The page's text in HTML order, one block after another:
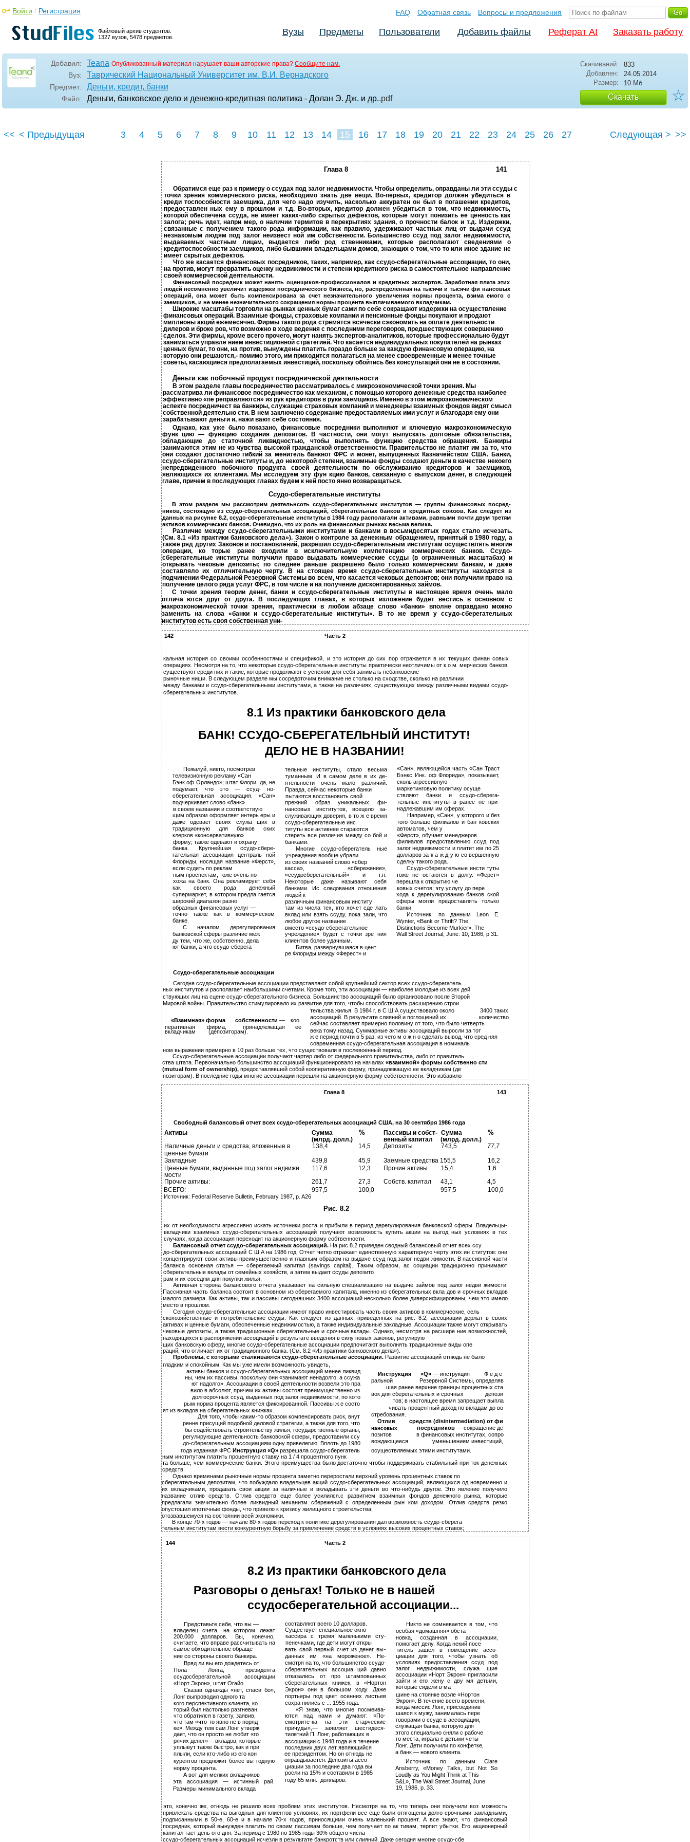
Файловый архив студентов.
1327 вузов, 5478 предметов.
Войти / Регистрация FAQ Обратная связь Вопросы и предложения
Вузы Предметы Пользователи Добавить файлы Реферат AI Заказать работу
Добавил: Teana Опубликованный материал нарушает ваши авторские права? Сообщите нам.
Вуз: Таврический Национальный Университет им. В.И. Вернадского
Предмет: Деньги, кредит, банки
Файл: Деньги, банковское дело и денежно-кредитная политика - Долан Э. Дж. и др..pdf
Скачиваний:
833
Добавлен:
24.05.2014
Размер:
10 Мб
Скачать ☆
<< < Предыдущая 3 4 5 6 7 8 9 10 11 12 13 14 15 16 17 18 19 20 21 22 23 24 25 26 27 Следующая > >>
Глава 8 141
Обратимся еще раз к примеру о ссудах под залог недвижимости. Чтобы определить, оправданы ли эти ссуды с
точки зрения коммерческого риска, необходимо знать две вещи. Во-первых, кредитор должен убедиться в
креди­ тоспособности заемщика, для чего надо изучить, насколько аккуратен он был в погашении кредитов,
предоставлен­ ных ему в прошлом и т.д. Во-вторых, кредитор должен убедиться в том, что недвижимость,
которой обеспечена ссуда, не имеет каких-либо скрытых дефектов, которые могут понизить ее ценность как
залога; речь идет, напри­ мер, о наличии термитов в перекрытиях здания, о прочности балок и т.д. Издержки,
связанные с получением такого рода информации, как правило, удерживают частных лиц от выдачи ссуд
незнакомым людям под залог неизвест­ ной им собственности. Большинство ссуд под залог недвижимости,
выдаваемых частным лицам, выдается либо род­ ственниками, которые располагают сведениями о
кредитоспособности заемщиков, либо бывшими владельцами домов, знающих о том, что то или иное здание не
имеет скрытых дефектов.
Что же касается финансовых посредников, таких, например, как ссудо-сберегательные ассоциации, то они,
на­ против, могут превратить оценку недвижимости и степени кредитного риска в самостоятельное направление
своей коммерческой деятельности.
Финансовый посредник может нанять оценщиков-профессионалов и кредитных экспертов. Заработная плата этих
людей несомненно увеличит издержки посреднического бизнеса, но, распределенная на тысячи и тысячи фи­ нансовых
операций, она может быть компенсирована за счет незначительного увеличения нормы процента, взима­ емого с
заемщиков, и не менее незначительного сокращения нормы процента выплачиваемого вкладчикам.
Широкие масштабы торговли на рынках ценных бумаг сами по себе сокращают издержки на осуществление
финансовых операций. Взаимные фонды, страховые компании и пенсионные фонды покупают и продают
миллионы акций ежемесячно. Фирмы такого рода стремятся всячески сэкономить на оплате деятельности
дилеров и броке­ ров, что возможно в ходе ведения с последними переговоров, предшествующих совершению
сделок. Эти фирмы, кроме всего прочего, могут нанять экспертов-аналитиков, которые профессионально будут
заниматься управле­ нием инвестиционной стратегией. Что касается индивидуальных покупателей на рынках
ценных бумаг, то они, на­ против, вынуждены платить гораздо больше за каждую финансовую операцию, на
которую они решаются,- помимо этого, им приходится полагаться на менее своевременные и менее точные
советы, касающиеся предполагаемых инвестиций, поскольку обойтись без консультаций они не в состоянии.
Деньги как побочный продукт посреднической деятельности
В этом разделе главы посредничество рассматривалось с микроэкономической точки зрения. Мы
рассматрива­ ли финансовое посредничество как механизм, с помощью которого денежные средства наиболее
эффективно «пе­ реправляются» из рук кредиторов в руки заемщиков. Именно в этом микроэкономическом
аспекте посредничест­ ва банкиры, служащие страховых компаний и менеджеры взаимных фондов видят смысл
собственной деятельно­ сти. В нем заключено содержание предоставляемых ими услуг и благодаря ему они
зарабатывают деньги и, нажи­ вают себе состояния.
Однако, как уже было показано, финансовые посредники выполняют и ключевую макроэкономическую
функ­ цию — функцию создания депозитов. В частности, они могут выпускать долговые обязательства,
обладающие до­ статочной ликвидностью, чтобы выполнять функцию средства обращения. Банкиры
занимаются этим не из чувства высокой гражданской ответственности. Правительство не платит им за то, что
они создают достаточно гибкий за­ менитель банкнот ФРС и монет, выпущенных Казначейством США. Банки,
ссудо-сберегательные институты и, до некоторой степени, взаимные фонды создают деньги в качестве некоего
непредвиденного побочного продукта своей деятельности по обслуживанию кредиторов и заемщиков,
являющихся их клиентами. Мы исследуем эту фун­ кцию банков, связанную с выпуском денег, в следующей
главе, причем в последующих главах будем к ней посто­ янно возваращаться.
Ссудо-сберегательные институты
В этом разделе мы рассмотрим деятельнсоть ссудо-сберегательных институтов — группы финансовых посред­
ников, состоящую из ссудо-сберегательных ассоциаций, сберегательных банков и кредитных союзов. Как следует из
данных на рисунке 8.2, ссудо-сберегательные институты в 1984 году располагали активами, равными почти двум третям
активов коммерческих банков. Очевидно, что их роль на финансовых рынках весьма велика.
Различие между ссудо-сберегательными институтами и банками в восьмидесятых годах стало исчезать.
(См. 8.1 «Из практики банковского дела»). Закон о контроле за денежным обращением, принятый в 1980 году, а
также ряд других Законов и постановлений, разрешил ссудо-сберегательным институтам осуществлять многие
операции, ко­ торые ранее входили в исключительную компетенцию коммерческих банков. Ссудо-
сберегательные институты получили право выдавать коммерческие ссуды (в ограниченных масштабах) и
открывать чековые депозиты; по­ следнее раньше разрешено было только коммерческим банкам, и даже
составляло их отличительную черту. В на­ стоящее время ссудо-сберегательные институты находятся в
подчинении Федеральной Резервной Системы во всем, что касается чековых депозитов; они получили право на
получение целого ряда услуг ФРС, в том числе и на получение дисконтированных займов.
С точки зрения теории денег, банки и ссудо-сберегательные институты в настоящее время очень мало
отлича­ ются друг от друга. В последующих главах, в которых изложение будет вестись в основном с
макроэкономической точки зрения, практически в любом абзаце слово «банки» вполне оправдано можно
заменить на слова «банки и ссудо-сберегательные институты». В то же время у ссудо-сберегательных
институтов есть своя собственная уни-
142 Часть 2
кальная история со своими особенностями и спецификой, и это история до сих пор отражается в их текущих финан­ совых
операциях. Несмотря на то, что некоторые ссудо-сберегательные институты практически неотличимы от к о м ­ мерческих банков,
существуют среди них и такие, которые продолжают с успехом для себя занимать небанковские
рыночные ниши. В следующем разделе мы сосредоточим внимание не столько на сходстве, сколько на различии
между банками и ссудо-сберегательными институтами, а также на различиях, существующих между различными видами ссудо-
сберегательных институтов.
8.1 Из практики банковского дела
БАНК! ССУДО-СБЕРЕГАТЕЛЬНЫЙ ИНСТИТУТ!
ДЕЛО НЕ В НАЗВАНИИ!
Пожалуй, никто, посмотрев
телевизионную рекламу «Сан
Бэнк оф Орландо»; штат Флори ­ да, не
подумает, что это — ссуд- но-
сберегательная ассоциация. «Сан»
подчеркивает слово «банк»
в своем названии и соответствую­
щим образом оформляет интерь­ еры и
даже одевает своих служа­ щих в
традиционную для банков­ ских
клерков «консервативную»
форму; также одевают и охрану
банка. Крупнейшая ссудо-сбере­
гательная ассоциация централь­ ной
Флориды, носящая название «Ферст»,
если судить по реклам­
ным проспектам, тоже очень по­
хожа на банк. Она рекламирует себя
как своего рода денежный
супермаркет, в котором предла­ гается
широкий диапазон разно­
образных финансовых услуг —
точно также как в коммерческом
банке.
С началом дерегулирования
банковской сферы различие меж ­
ду тем, что же, собственно, дела­
ют банки, а что ссудо-сберега­
тельные институты, стало весьма
туманным. И в самом деле в их де­
ятельности очень мало различий.
Правда, сейчас некоторые банки
пытаются восстановить свой
прежний образ уникальных фи­
нансовых институтов, всецело за­
служивающих доверия, в то ж е время
ссудо-сберегательные инс­
титуты все активнее стараются
стереть все различия между со­ бой и
банками.
Многие ссудо-сберегатель­ ные
учреждения вообще убрали
из своих названий слово «сбер­
касса», «сбережение»,
«ссудосберегательный» и т.п.
Некоторые даже называют себя
банками. Ис­ следования отношения
людей к
различным финансовым институ­
там из числа тех, кто хочет сде­ лать
вклад или взять ссуду, пока­ зали, что
любое другое название
вместо «ссудо-сберегательное
учреждение» будет с точки зре­ ния
клиентов более удачным.
Битва, развернувшаяся в цент­
ре Флориды между «Ферест» и
«Сан», являющейся часть «Сан Траст
Бэнкс Инк. оф Флорида», показывает,
сколь агрессивную
маркетинговую политику осуще­
ствляют банки и ссудо-сберега­
тельные институты в ранее не при­
надлежавшим им сферах.
Например, «Сан», у которого и без
того больше филиалов и бан­ ковских
автоматов, чем у
«Ферст», обучает менеджеров
филиалов предоставлению ссуд под
залог недвижимости и платит им по 25
долларов за к а ж д у ю со­ вершенную
сделку такого рода.
Ссудо-сберегательные инсти­ туты
тоже не остаются в долгу. «Ферст»
перешла к открытию че­
ковых счетов; эту услугу до пере­
хода к дерегулированию банков­ ской
сферы могли предоставлять только
банки.
Источник: по данным Leon E.
Wynter, «Bank or Thrift? The
Distinctions Become Murkier», The
Wall Street Journal, June. 10, 1986, p 31.
Ссудо-сберегательные ассоциации
Сегодня ссудо-сберегательные ассоциации представляют собой крупнейший сектор всех ссудо-сберегатель­
ных институтов и располагает наибольшими счетами. Кроме того, эти ассоциации — наиболее молодые из всех дей­
ствующих лиц на сцене ссудо-сберегательного бизнеса. Большинство ассоциаций было организовано после Второй
Мировой войны. Правительство стимулировало их развитие для того, чтобы способствовать расширению строи­
тельства жилья. В 1984 г. в С Ш А существовало около
3400 таких
«Взаимная» форма
собственности — коо ­ ассоциаций. В результате слияний и поглощений их
количество
сейчас составляет примерно половину от того, что было четверть
перативная фирма, принадлежащая ее
века тому назад. Суммарные активы ассоциаций выросли за тот
вкладчикам
(депозиторам).
ж е период почти в 5 раз, из чего м о ж н о сделать вывод, что сред­ няя
современная ссудо-сберегательная ассоциация в номиналь­
ном выражении примерно в 10 раз больше тех, что существовали в послевоенный период.
Ссудо-сберегательные ассоциации получают чартер либо от федерального правительства, либо от правитель­
ства штата. Первоначально большинство ассоциаций функционировало на началах «взаимной» формы собственно­ сти
(mutual form of ownership), предоставлявшей собой кооперативную фирму, принадлежащую ее вкладчикам (де­
позиторам). В последние годы многие ассоциации перешли на акционерную форму собственности. Это избавило
Глава 8 143
Свободный балансовый отчет всех ссудо-сберегательных ассоциаций США, на 30 сентября 1986 года
Активы Сумма % Пассивы и собст- Сумма %
(млрд. долл.) венный капитал
(млрд. долл.)
77,7
Наличные деньги и средства, вложенные в 138,4 14,5 Депозиты
743,5
ценные бумаги
439,8
45,9 Заемные средства 155,5 16,2
Закладные
Ценные бумаги, выданные под залог недвижи­
117,6 12,3 Прочие активы 15,4
1,6
мости
261,7
27,3 Собств. капитал 43,1 4,5
Прочие активы:
ВСЕГО:
957,5 100,0 957,5 100,0
Источник: Federal Reserve Bulletin, February 1987, p. A26
Рис. 8.2
их от необходимости агрессивно искать источники роста и прибыли в период дерегулирования банковской сферы. Владельцы-
вкладчики взаимных ссудо-сберегательных ассоциаций получают возможность купить акции на выгод­ ных условиях в тех
случаях, когда ассоциация переходит на акционерную форму собтвенности.
Балансовый отчет ссудо-сберегательных ассоциаций. На рис.8.2 приведен сводный балансовый отчет всех ссу­
до-сберегательных ассоциаций С Ш А на 1986 год. Отчет четко отражает единственную характерную черту этих ин­ ститутов: они
концентрируют свои активы преимущественно и главным образом на выдаче ссуд под залог недви­ жимости. В пассивной части
баланса основная статья — сберегаемый капитал (savings capital). Таким образом, ас­ социации традиционно принимают
сберегательные вклады от семейных хозяйств, а затем выдает ссуды депозито­
рам и их соседям для покупки жилья.
Активная сторона балансового отчета указывает на сильную специализацию на выдаче займов под залог недви­ жимости.
Пассивная часть баланса состоит в основном из сберегаемого капитала, именно из сберегательных вкла­ дов и срочных вкладов
малого размера. Как активы, так и пассивы сегодняшних 3400 ассоциаций несколько более диверсифицированы, чем это имело
место в прошлом.
Сегодня ссудо-сберегательные ассоциации имеют право инвестировать часть своих активов в коммерческие, сель­
скохозяйственные и потребительские ссуды. Как следует из данных, приведенных на рис. 8.2, ассоциации держат в своих
активах и ценные бумаги, обеспеченные недвижимостью, а также индивидуальные закладные. Ассоциации также могут открывать
чековые депозиты, а также традиционные сберегательные и срочные вклады. Однако, несмотря на расшире­ ние возможностей,
находящихся в распоряжении ассоциаций в результате введения в силу новых законов, регулирую­
щих банковскую сферу, многие ссудо-сберегательные ассоциации предпочитают выполнять традиционные виды опе­
раций, что отличает их от традиционного банка. (См. 8.2 «Из практики банковского дела»).
Проблемы, с которыми сталкиваются ссудо-сберегательные ассоциации. Развитие ассоциаций отнюдь не было
гладким и спокойным. Как мы уже имели возможность увидеть,
активы банков и ссудо-сберегательных ассоциаций менее ликвид­
Инструкция «Q» — инструкция Ф е д е ­
ны, чем их пассивы, поскольку они «занимают ненадолго, а ссужа­ ральной Резервной Системы, определяв­
ют надолго». Ассоциации в своей деятельности возвели это пра­
шая ранее верхние границы процентных ста­
вило в абсолют, причем их активы состоят преимущественно из
вок для сберегательных и срочных депози­
долгосрочных ссуд, выданных под залог недвижимости, по кото­
тов; в настоящее время запрещает выпла­
рым норма процента является фиксированной. Пассивы ж е состо­
чивать процентный доход по вкладам до во­
ят из вкладов на сберегательных книжках.
стребования.
Для того, чтобы каким-то образом компенсировать риск, внут­
Отлив средств (disintermediation) от фи­
ренне присущий подобной деловой стратегии, а также для того, что­
нансовых посредников — сокращение де­
бы содействовать строительству жилья, государственные органы,
позитов в финансовых институтах, сопро­
регулирующие деятельность банковской сферы, предоставили ссу­
вождающееся уменьшением инвестиций,
до-сберегательным ассоциациям одну привелегию. Вплоть до 1980
осуществляемых этими институтами.
года изданная ФРС Инструкция «Q» разрешала ссудо-сберегатель­
ным институтам платить процентную ставку на 1 / 4 процентного пунк­
та больше, чем коммерческие банки. Этого преимущества было достаточно чтобы поддерживать стабильный при­ ток денежных
средств.
Однако временами рыночные нормы процента заметно переростали верхний уровень процентных ставок по
сберегательным депозитам, что побуждало владельцев акций ссудо-сберегательных ассоциаций, являющихся од­ новременно и
их вкладчиками, продавать свои акции за наличные и вкладывать эти деньги во что-нибудь другое. Это явление получило
название отлив средств. Отлив средств еще более усилился.с развитием взаимных фондов денежного рынка, которые
предлагали значительно более ликвидный механизм сбережений с определенным рын­ ком доходом. Отлив средств резко
опустошил ипотечные фонды, что привело к кризису жилищного строительства,
отозвавшемуся на состоянии всей экономики.
В конце 70-х годов — начале 80-х годов переход к политике дерегулирования дал возможность ссудо-сберега­
тельным институтам вести конкурентную борьбу за привлечение средств в условиях высоких процентных ставок;
144 Часть 2
8.2 Из практики банковского дела
Разговоры о деньгах! Только не в нашей
ссудосберегательной ассоциации...
Представьте себе, что вы —
владелец счета, на котором лежат
200.000 долларов. Вы, конечно,
считаете, что вправе рассчитывать на
самое обходительное обраще­
ние со стороны своего банкира.
Вряд ли вы его дождетесь от
Пола Лонга, президента
ссудосберегательной ассоциации
«Норт Экрон», штат Огайо.
Сказав однажды «нет, спаси­ бо»,
Лонг выпроводил одного та­
кого перспективного клиента, ко ­
торый был настолько разгневан,
что обратился в газету, заявив,
что там «что-то явно не в поряд­
ке». Между тем сам Лонг утверж­
дает, что он просто не любит «го­
рячих денег»— вкладов, которые
уплывут также быстро, как и при­
плыли, если кто-либо из его кон ­
курентов предложит более вы­ годную
норму процента.
А вот для мелких вкладчиков
эта ассоциация — истинный рай.
Размеры минимального вклада
составляют всего 10 долларов.
Существует специальное окно
кассира с тремя маленькими сту­
пенечками, где дети могут откры­
вать свой первый счет из денег вы­
данных им «на мороженое». Не­
смотря на то, что большинство ссудо-
сберегательных ассоциа­ ций давно
отказались от про­ штампованных
сберегательных книжек, в «Нортон
Экрон» они в большом ходу. Даже
портьеры под цвет осенних листьев
сохра­ нились с ... 1955 года.
«Я знаю, что многие посмеива­
ются над нами и думают: «По­
смотрите-ка на эти старческие
причуды»,— заявляет шестидеся­
тилетний П. Лонг, работающих в
ассоциации с 1948 года и в течение
последних двух лет явпяющийся
ее президентом. Но он отнюдь не
оправдывается. Депозиты ассо­
циации за последние два года вы­
росли на 15% и составили в 1985
году 65 млн.. долларов.
Никто не сомневается в том, что
особая «домашняя» обста­
новка, созданная в ассоциации,
помогает делу. Когда некий посе­
титель зашел в помещение ассо­
циации для того, чтобы узнать об
условиях предоставления ссуд под
залог недвижимости, служа­ щие
ассоциации «Норт Экрон» пригласили
зайти и его жену с дву­ мя детьми,
которые сидели в ма­
шине на стоянке возле «Нортон
Экрон». В течение всего времени,
когда миссис Лонг, присоединив­
шаяся к мужу, занималась пере­
говорами о ссуде в ассоциации,
служащая банка, которую для
этого специально сняли с рабоче­
го места, играла с детьми четы
Лонг. Дети получили по конфетке,
а банк — нового клиента.
Источник: по данным Clare
Ansberry, «Money Talks, but Not So
Loudly as You Might Think at This
S&L», The Wall Street Journal, June
19, 1986, p. 33.
это, конечно же, отнюдь не решило всех проблем этих институтов. Несмотря на то, что теперь они получили воз­ можность
привлекать средства на выгодных для клиентов условиях, их портфели все еще были отягощены долго­ срочными закладными,
подписанными в 50-е, 60-е и в начале 70-х годов, приносящими очень маленький процент. А все знают, что финансовый
посредник, который вынужден платить по своим пассивам больше, чем получает по ак­ тивам, терпит убытки. Его акционерный
капитал тает день ото дня. За период с 1980 по 1985 годы 30% общего числа
ссудо-сберегательных ассоциаций исчезли в результате банкротств или слияний. Даже сегодня многие ссудо-сбе­